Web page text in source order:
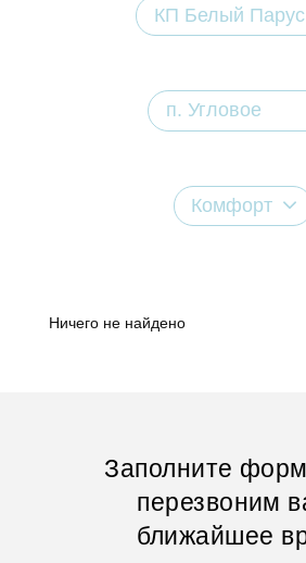
КП Белый Парус
п. Угловое
Комфорт
Ничего не найдено
Заполните
перезвоним
ближайшее